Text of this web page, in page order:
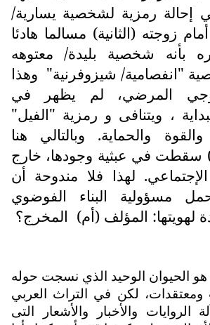
إحالة رمزية لشخصية يسارية/
زوجته (الثانية) مسالما هادئا
بأنه شخصية بليدة/ معتوهه
"انفصامية/ شيزوفرنية" وهذا
المرضي، لم يظهر في
، ويتنافى و رمزية "الفيل"
والحماية. وبالتالي هنا
في عبثية وجودها، خارج
لهذا فلا مندوحة أن
مسؤولية البناء الفوضوي
لهويتها: المؤلف (أم) المخرج؟
هو الحيوان الوحيد الذي نسجت حوله
لكن في التراث العربي
الروايات والأخبار والأشعار التى